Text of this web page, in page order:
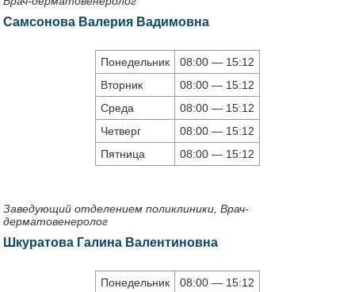
Самсонова Валерия Вадимовна
Понедельник
08:00 — 15:12
Вторник
08:00 — 15:12
Среда
08:00 — 15:12
Четверг
08:00 — 15:12
Пятница
08:00 — 15:12
Заведующий отделением поликлиники,Врач-
дерматовенеролог
Шкуратова Галина Валентиновна
Понедельник
08:00 — 15:12